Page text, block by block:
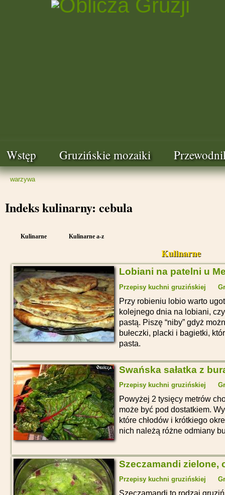
Wstęp Gruzińskie mozaiki
warzywa
Indeks kulinarny: cebula
Kulinarne Kulinarne a-z
Kulinarne
Lobiani na patelni u
Przepisy kuchni gruzińskiej
Przy robieniu lobio warto
kolejnego dnia na lobiani,
pastą. Piszę “niby” gdyż
bułeczki, placki i bagietki,
pasta.
Swańska sałatka z
Przepisy kuchni gruzińskiej
Powyżej 2 tysięcy metrów
może być pod dostatkiem.
które chłodów i krótkiego
nich należą różne odmiany
Szeczamandi zielone,
Przepisy kuchni gruzińskiej
Szeczamandi to rodzaj